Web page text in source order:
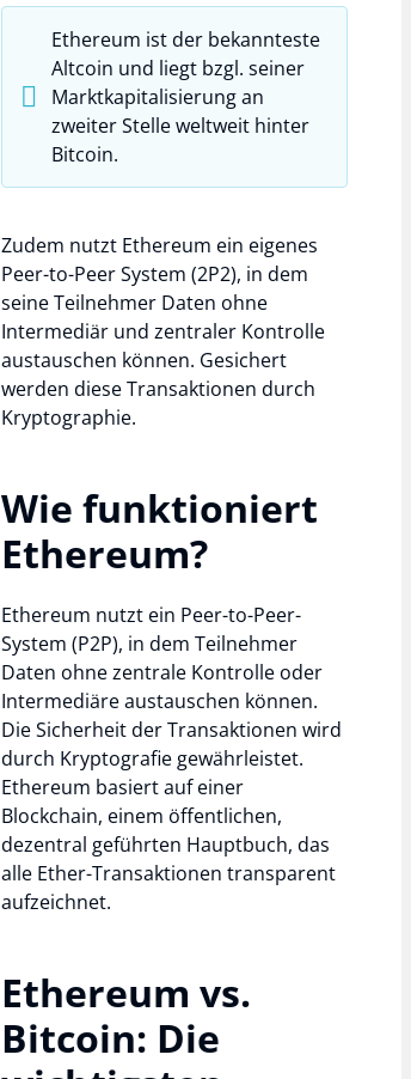
Ethereum ist der bekannteste
Altcoin und liegt bzgl. seiner
Marktkapitalisierung an
zweiter Stelle weltweit hinter
Bitcoin.
Zudem nutzt Ethereum ein eigenes
Peer-to-Peer System (2P2), in dem
seine Teilnehmer Daten ohne
Intermediär und zentraler Kontrolle
austauschen können. Gesichert
werden diese Transaktionen durch
Kryptographie.
Wie funktioniert
Ethereum?
Ethereum nutzt ein Peer-to-Peer-
System (P2P), in dem Teilnehmer
Daten ohne zentrale Kontrolle oder
Intermediäre austauschen können.
Die Sicherheit der Transaktionen wird
durch Kryptografie gewährleistet.
Ethereum basiert auf einer
Blockchain, einem öffentlichen,
dezentral geführten Hauptbuch, das
alle Ether-Transaktionen transparent
aufzeichnet.
Ethereum vs.
Bitcoin: Die